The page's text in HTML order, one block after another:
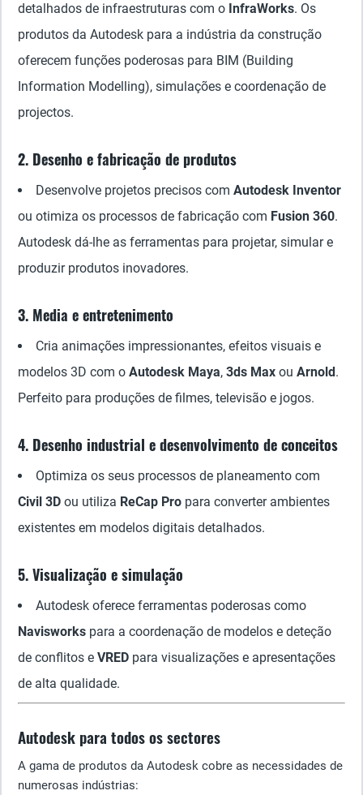
detalhados de infraestruturas com o InfraWorks. Os
produtos da Autodesk para a indústria da construção
oferecem funções poderosas para BIM (Building
Information Modelling), simulações e coordenação de
projectos.
2. Desenho e fabricação de produtos
Desenvolve projetos precisos com Autodesk Inventor
ou otimiza os processos de fabricação com Fusion 360.
Autodesk dá-lhe as ferramentas para projetar, simular e
produzir produtos inovadores.
3. Media e entretenimento
Cria animações impressionantes, efeitos visuais e
modelos 3D com o Autodesk Maya, 3ds Max ou Arnold.
Perfeito para produções de filmes, televisão e jogos.
4. Desenho industrial e desenvolvimento de conceitos
Optimiza os seus processos de planeamento com
Civil 3D ou utiliza ReCap Pro para converter ambientes
existentes em modelos digitais detalhados.
5. Visualização e simulação
Autodesk oferece ferramentas poderosas como
Navisworks para a coordenação de modelos e deteção
de conflitos e VRED para visualizações e apresentações
de alta qualidade.
Autodesk para todos os sectores
A gama de produtos da Autodesk cobre as necessidades de
numerosas indústrias: